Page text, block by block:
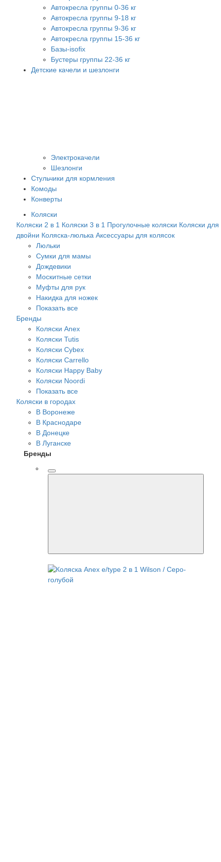
Автокресла группы 0-36 кг
Автокресла группы 9-18 кг
Автокресла группы 9-36 кг
Автокресла группы 15-36 кг
Базы-isofix
Бустеры группы 22-36 кг
Детские качели и шезлонги
Электрокачели
Шезлонги
Стульчики для кормления
Комоды
Конверты
Коляски
Коляски 2 в 1 Коляски 3 в 1 Прогулочные коляски Коляски для
двойни Коляска-люлька Аксессуары для колясок
Люльки
Сумки для мамы
Дождевики
Москитные сетки
Муфты для рук
Накидка для ножек
Показать все
Бренды
Коляски Anex
Коляски Tutis
Коляски Cybex
Коляски Carrello
Коляски Happy Baby
Коляски Noordi
Показать все
Коляски в городах
В Воронеже
В Краснодаре
В Донецке
В Луганске
Бренды